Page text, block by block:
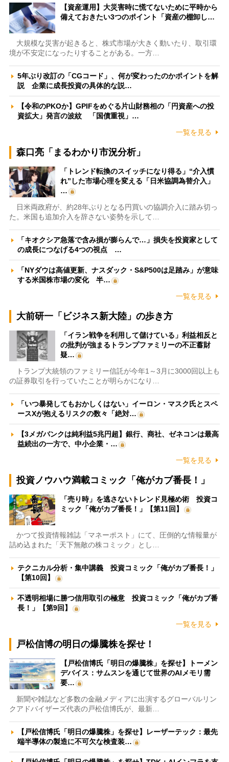
【資産運用】大災害時に慌てないために平時から
備えておきたい3つのポイント「資産の棚卸し…
大規模な災害が起きると、株式市場が大きく動いたり、取引環
境が不安定になったりすることがある。一方…
5年ぶり改訂の「CGコード」、何が変わったのかポイントを解
説 企業に成長投資の具体的な説…
【令和のPKOか】GPIFをめぐる片山財務相の「円資産への投
資拡大」発言の波紋 「国債重視」…
一覧を見る
森口亮「まるわかり市況分析」
「トレンド転換のスイッチになり得る」“介入慣
れ”した市場心理を変える「日米協調為替介入」
…
日米両政府が、約28年ぶりとなる円買いの協調介入に踏み切っ
た。米国も追加介入を辞さない姿勢を示して…
「キオクシア急落で含み損が膨らんで…」損失を投資家として
の成長につなげる4つの視点 …
「NYダウは高値更新、ナスダック・S&P500は足踏み」が意味
する米国株市場の変化 半…
一覧を見る
大前研一「ビジネス新大陸」の歩き方
「イラン戦争を利用して儲けている」利益相反と
の批判が強まるトランプファミリーの不正蓄財
疑…
トランプ大統領のファミリー信託が今年1～3月に3000回以上も
の証券取引を行っていたことが明らかになり…
「いつ暴発してもおかしくはない」イーロン・マスク氏とスペ
ースXが抱えるリスクの数々「絶対…
【3メガバンクは純利益5兆円超】銀行、商社、ゼネコンは最高
益続出の一方で、中小企業・…
一覧を見る
投資ノウハウ満載コミック「俺がカブ番長！」
「売り時」を逃さないトレンド見極め術 投資コ
ミック「俺がカブ番長！」【第11回】
かつて投資情報雑誌「マネーポスト」にて、圧倒的な情報量が
詰め込まれた「天下無敵の株コミック」とし…
テクニカル分析・集中講義 投資コミック「俺がカブ番長！」
【第10回】
不透明相場に勝つ信用取引の極意 投資コミック「俺がカブ番
長！」【第9回】
一覧を見る
戸松信博の明日の爆騰株を探せ！
【戸松信博氏「明日の爆騰株」を探せ】トーメン
デバイス：サムスンを通じて世界のAIメモリ需
要…
新聞や雑誌など多数の金融メディアに出演するグローバルリン
クアドバイザーズ代表の戸松信博氏が、最新…
【戸松信博氏「明日の爆騰株」を探せ】レーザーテック：最先
端半導体の製造に不可欠な検査装…